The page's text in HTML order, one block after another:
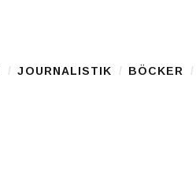
JOURNALISTIK BÖCKER